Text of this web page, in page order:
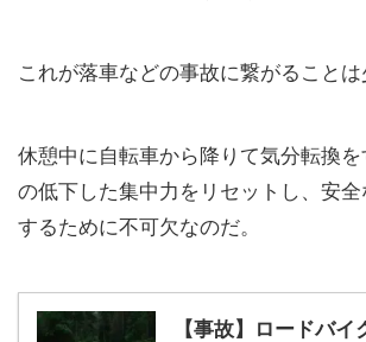
これが落車などの事故に繋がることは
休憩中に自転車から降りて気分転換を
の低下した集中力をリセットし、安
するために不可欠なのだ。
【事故】ロードバイ